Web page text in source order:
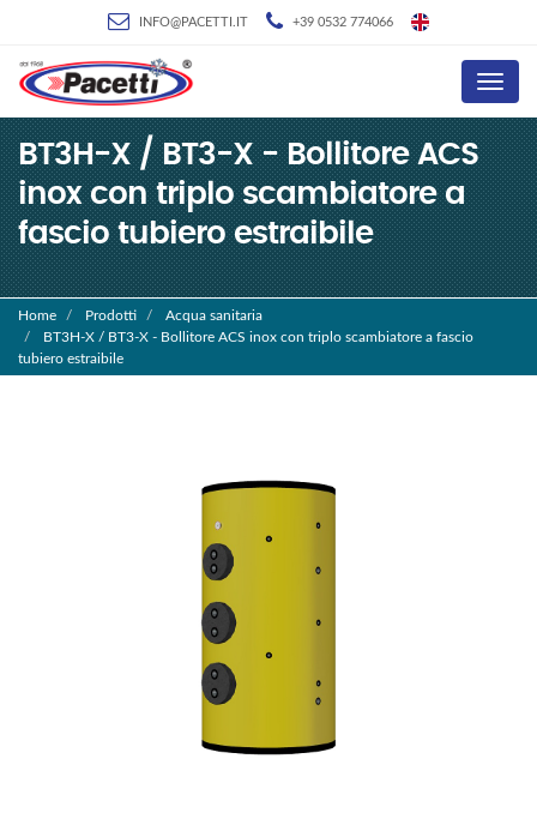
INFO@PACETTI.IT +39 0532 774066
Menu
BT3H-X / BT3-X - Bollitore ACS
inox con triplo scambiatore a
fascio tubiero estraibile
Home Prodotti
Acqua sanitaria
BT3H-X / BT3-X - Bollitore ACS inox con triplo scambiatore a fascio
tubiero estraibile